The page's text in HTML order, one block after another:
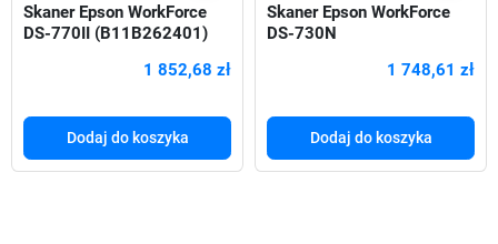
Skaner Epson WorkForce
DS-770II (B11B262401)
1 852,68 zł
Dodaj do koszyka
Skaner Epson WorkForce
DS-730N
1 748,61 zł
Dodaj do koszyka